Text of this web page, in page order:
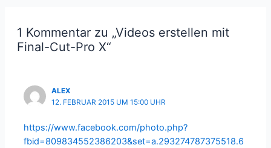
1 Kommentar zu „Videos erstellen mit
Final-Cut-Pro X“
ALEX
12. FEBRUAR 2015 UM 15:00 UHR
https://www.facebook.com/photo.php?
fbid=809834552386203&set=a.293274787375518.6